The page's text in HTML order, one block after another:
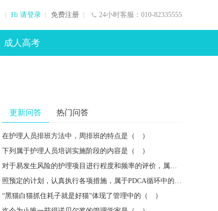
24小时客服：010-82335555
Hi 请登录 免费注册
成人高考
更新问答 热门问答
在护理人员排班方法中，周排班的特点是（ ）
下列属于护理人员培训实施阶段的内容是（ ）
对于易发生风险的护理项目进行程度和频率的评价，属于风险管理的（ ）
照预定的计划，认真执行各项措施，属于PDCA循环中的（ ）
“黑猫白猫抓住耗子就是好猫”体现了管理中的（ ）